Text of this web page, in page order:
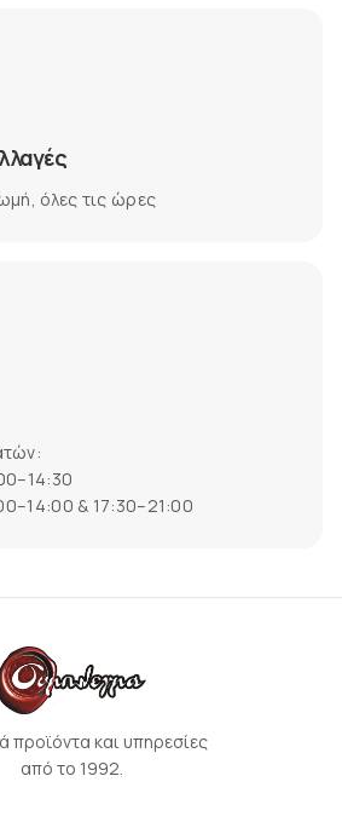
όλες τις ώρες
& 17:30–21:00
προϊόντα και υπηρεσίες
από το 1992.